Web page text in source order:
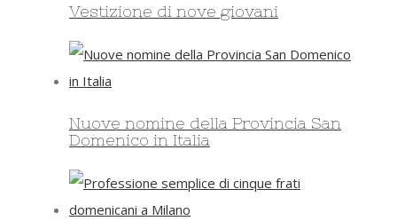
Vestizione di nove giovani
Nuove nomine della Provincia San
Domenico in Italia